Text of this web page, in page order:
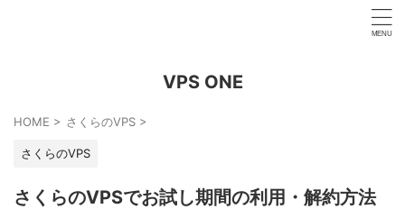
VPS ONE
HOME > さくらのVPS >
さくらのVPS
さくらのVPSでお試し期間の利用・解約方法